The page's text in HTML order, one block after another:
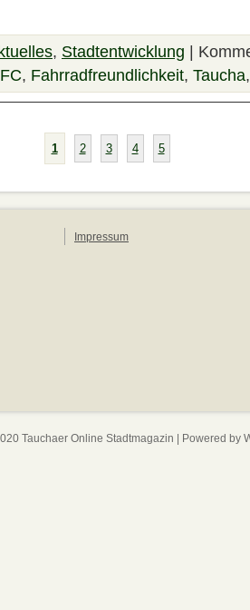
, Stadtentwicklung
, Fahrradfreundlichkeit, Taucha
1 2 3 4 5
Impressum
Tauchaer Online Stadtmagazin | Powered by